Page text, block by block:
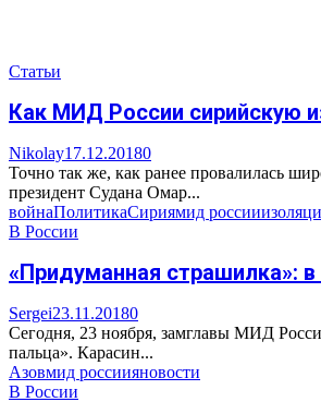
Статьи
Как МИД России сирийскую
Nikolay17.12.20180
Точно так же, как ранее провалилась
президент Судана Омар...
войнаПолитикаСириямид россии
В России
«Придуманная страшилка»:
Sergei23.11.20180
Сегодня, 23 ноября, замглавы МИД
пальца». Карасин...
Азовмид россиияновости
В России